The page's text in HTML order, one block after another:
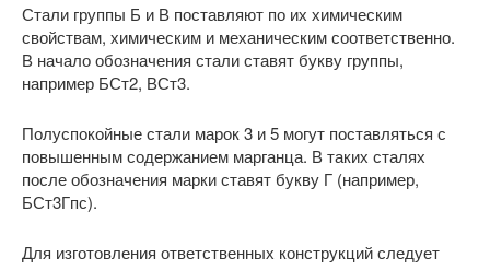
Стали группы Б и В поставляют по их химическим
свойствам, химическим и механическим соответственно.
В начало обозначения стали ставят букву группы,
например БСт2, ВСт3.
Полуспокойные стали марок 3 и 5 могут поставляться с
повышенным содержанием марганца. В таких сталях
после обозначения марки ставят букву Г (например,
БСт3Гпс).
Для изготовления ответственных конструкций следует